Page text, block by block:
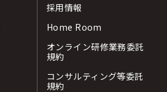
採用情報
Home Room
オンライン研修業務委託
規約
コンサルティング等委託
規約